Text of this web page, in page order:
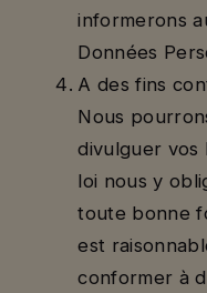
informerons
Données
A des fins
Nous
divulguer vos
loi nous y
toute bonne
est
conformer à